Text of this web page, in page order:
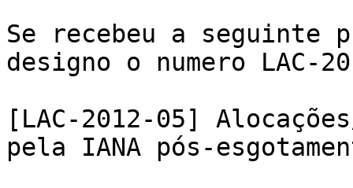
Se recebeu a
designo o numero LAC-
[LAC-2012-05]
pela IANA pós-